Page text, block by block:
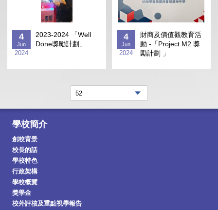
4
Jun
2024
2023-2024 「Well
Done獎勵計劃」
4
Jun
2024
財商及價值觀教育活
動 -「Project M2 獎
勵計劃 」
學校簡介
創校背景
校長的話
學校特色
行政架構
學校概覽
獎學金
校外評核及重點視學報告